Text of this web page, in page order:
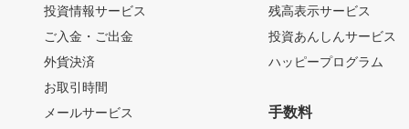
投資情報サービス
ご入金・ご出金
外貨決済
お取引時間
メールサービス
残高表示サービス
投資あんしんサービス
ハッピープログラム
手数料